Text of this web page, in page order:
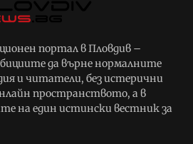
портал в Пловдив –
да върне нормалните
и читатели, без истерични
пространството, а в
на един истински вестник за